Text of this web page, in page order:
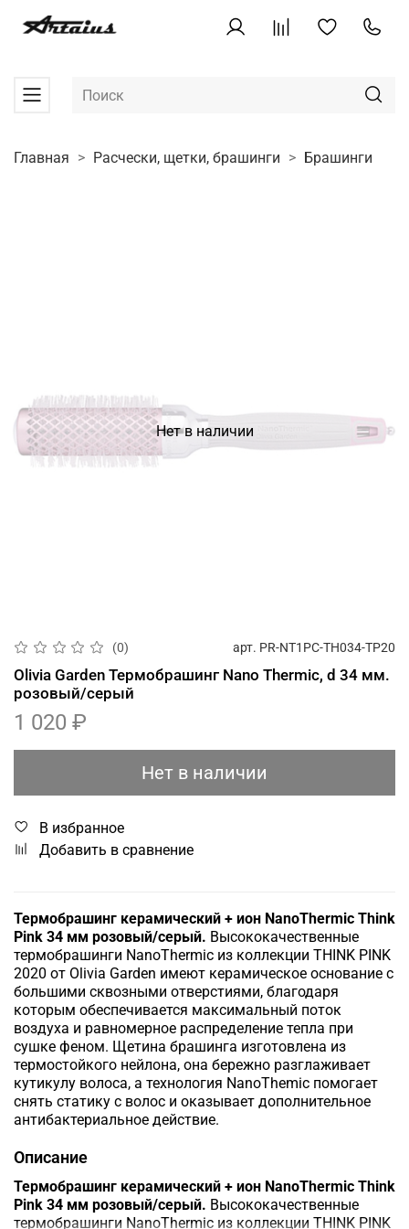
Главная Расчески, щетки, брашинги Брашинги
Нет в наличии
(0) арт. PR-NT1PC-TH034-TP20
Olivia Garden Термобрашинг Nano Thermic, d 34 мм.
розовый/серый
1 020 ₽
Нет в наличии
В избранное
Добавить в сравнение
Термобрашинг керамический + ион NanoThermic Think
Pink 34 мм розовый/серый. Высококачественные
термобрашинги NanoThermic из коллекции THINK PINK
2020 от Olivia Garden имеют керамическое основание с
большими сквозными отверстиями, благодаря
которым обеспечивается максимальный поток
воздуха и равномерное распределение тепла при
сушке феном. Щетина брашинга изготовлена из
термостойкого нейлона, она бережно разглаживает
кутикулу волоса, а технология NanoThemic помогает
снять статику с волос и оказывает дополнительное
антибактериальное действие.
Описание
Термобрашинг керамический + ион NanoThermic Think
Pink 34 мм розовый/серый. Высококачественные
термобрашинги NanoThermic из коллекции THINK PINK